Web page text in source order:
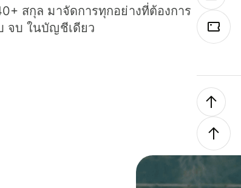
สกุล มาจัดการทุกอย่างที่ต้องการ
จบ ในบัญชีเดียว